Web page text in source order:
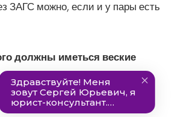
ЗАГС можно, если и у пары есть
должны иметься веские
второго супруга.